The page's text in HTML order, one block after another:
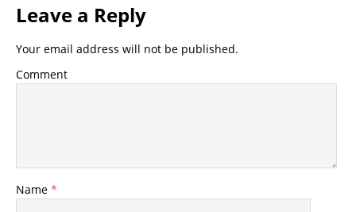
Leave a Reply
Your email address will not be published.
Comment
Name *